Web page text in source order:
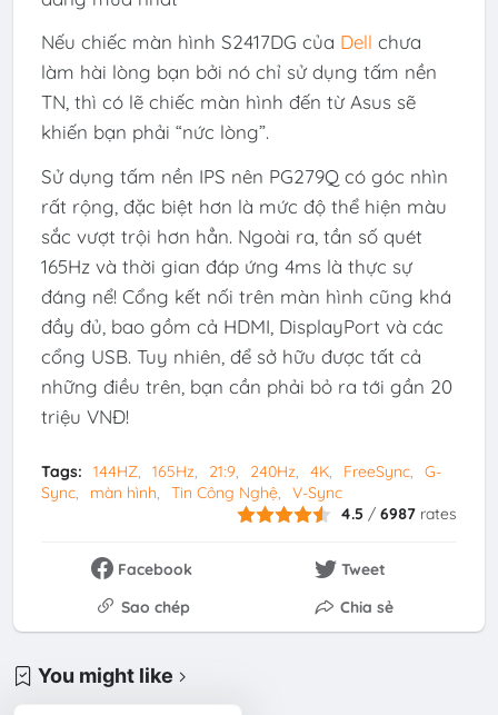
Nếu chiếc màn hình S2417DG của Dell chưa
làm hài lòng bạn bởi nó chỉ sử dụng tấm nền
TN, thì có lẽ chiếc màn hình đến từ Asus sẽ
khiến bạn phải “nức lòng”.
Sử dụng tấm nền IPS nên PG279Q có góc nhìn
rất rộng, đặc biệt hơn là mức độ thể hiện màu
sắc vượt trội hơn hẳn. Ngoài ra, tần số quét
165Hz và thời gian đáp ứng 4ms là thực sự
đáng nể! Cổng kết nối trên màn hình cũng khá
đầy đủ, bao gồm cả HDMI, DisplayPort và các
cổng USB. Tuy nhiên, để sở hữu được tất cả
những điều trên, bạn cần phải bỏ ra tới gần 20
triệu VNĐ!
Tags: 144HZ 165Hz 21:9 240Hz 4K FreeSync
G-
Sync
màn hình Tin Công Nghệ
V-Sync
4.5 /6987 rates
Facebook
Tweet
Sao chép
Chia sẻ
You might like